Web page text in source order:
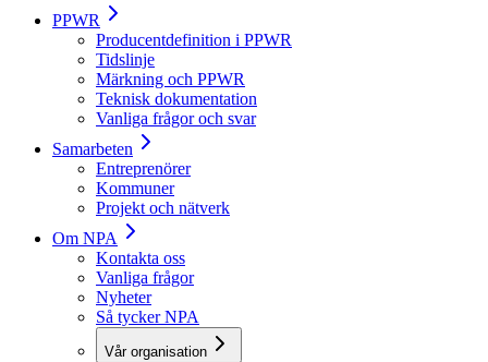
PPWR
Producentdefinition i PPWR
Tidslinje
Märkning och PPWR
Teknisk dokumentation
Vanliga frågor och svar
Samarbeten
Entreprenörer
Kommuner
Projekt och nätverk
Om NPA
Kontakta oss
Vanliga frågor
Nyheter
Så tycker NPA
Vår organisation